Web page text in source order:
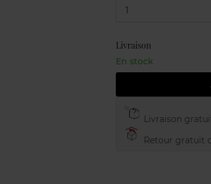
1
Livraison
En stock
Livraison
Retour gratuit